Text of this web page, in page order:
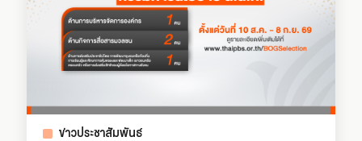
ข่าวประชาสัมพันธ์